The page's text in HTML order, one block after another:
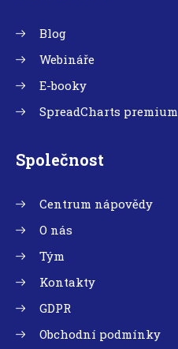
Blog
Webináře
E-booky
SpreadCharts premium
Společnost
Centrum nápovědy
O nás
Tým
Kontakty
GDPR
Obchodní podmínky